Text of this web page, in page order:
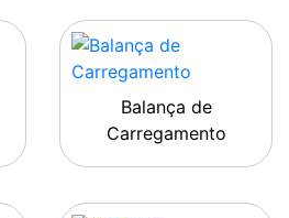
Balança de
Carregamento